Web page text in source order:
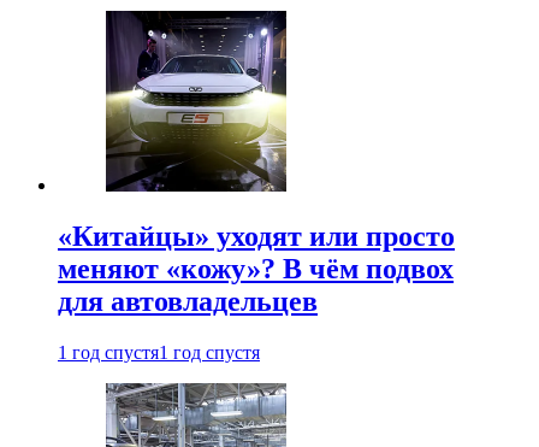
«Китайцы» уходят или просто
меняют «кожу»? В чём подвох
для автовладельцев
1 год спустя1 год спустя